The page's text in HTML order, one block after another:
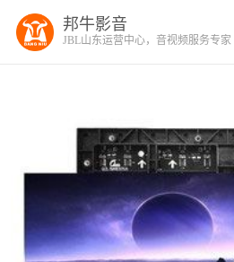
邦牛影音
JBL山东运营中心，音视频服务专家